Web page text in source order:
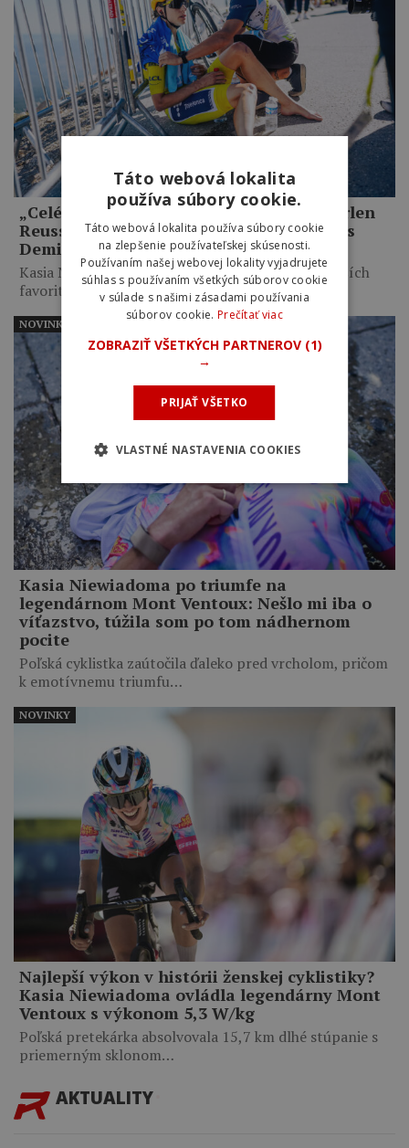
„Celé mi to pripadalo trochu hlúpe.“ Marlen
Reusser priznala zbytočné taktizovanie s
Demi Vollering na Mont Ventoux
Kasia Niewiadoma využila taktické váhanie najväčších
favoritiek, necelých desať kilometrov…
Kasia Niewiadoma po triumfe na
legendárnom Mont Ventoux: Nešlo mi iba o
víťazstvo, túžila som po tom nádhernom
pocite
Poľská cyklistka zaútočila ďaleko pred vrcholom, pričom
k emotívnemu triumfu…
NOVINKY
Najlepší výkon v histórii ženskej cyklistiky?
Kasia Niewiadoma ovládla legendárny Mont
Ventoux s výkonom 5,3 W/kg
Poľská pretekárka absolvovala 15,7 km dlhé stúpanie s
priemerným sklonom…
NOVINKY
AKTUALITY
Táto webová lokalita
používa súbory cookie.
Táto webová lokalita používa súbory cookie
na zlepšenie používateľskej skúsenosti.
Používaním našej webovej lokality vyjadrujete
súhlas s používaním všetkých súborov cookie
v súlade s našimi zásadami používania
súborov cookie. Prečítať viac
ZOBRAZIŤ VŠETKÝCH PARTNEROV (1)
→
PRIJAŤ VŠETKO
VLASTNÉ NASTAVENIA COOKIES